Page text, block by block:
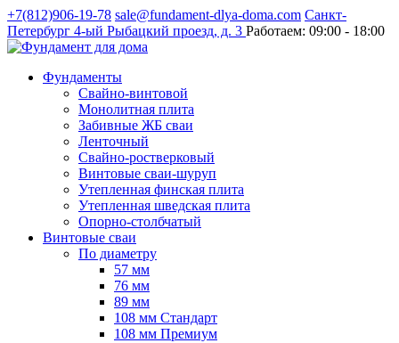
+7(812)906-19-78 sale@fundament-dlya-doma.com Санкт-
Петербург 4-ый Рыбацкий проезд, д. 3 Работаем: 09:00 - 18:00
Фундаменты
Свайно-винтовой
Монолитная плита
Забивные ЖБ сваи
Ленточный
Свайно-ростверковый
Винтовые сваи-шуруп
Утепленная финская плита
Утепленная шведская плита
Опорно-столбчатый
Винтовые сваи
По диаметру
57 мм
76 мм
89 мм
108 мм Стандарт
108 мм Премиум